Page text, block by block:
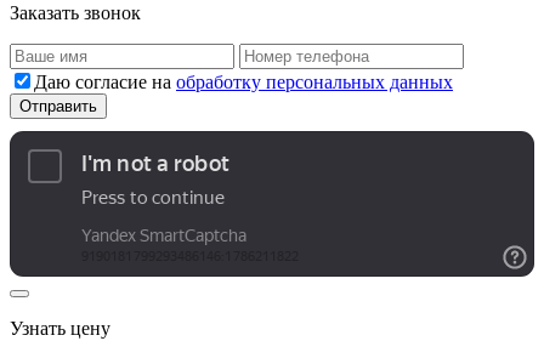
Заказать звонок
Даю согласие на обработку персональных данных
Узнать цену